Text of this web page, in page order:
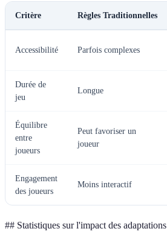
Critère Règles Traditionnelles
Accessibilité Parfois complexes
Durée de
jeu
Longue
Équilibre
entre
joueurs
Peut favoriser un
joueur
Engagement
des joueurs
Moins interactif
## Statistiques sur l'impact des adaptations